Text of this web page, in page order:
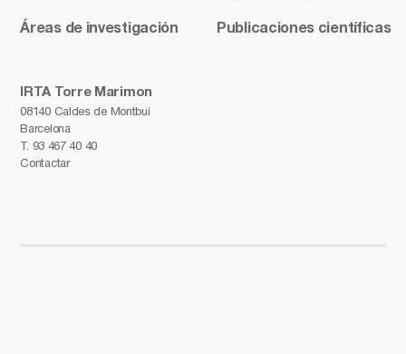
IRTA Torre Marimon
08140 Caldes de Montbui
Barcelona
T. 93 467 40 40
Contactar
Áreas de investigación Publicaciones científicas